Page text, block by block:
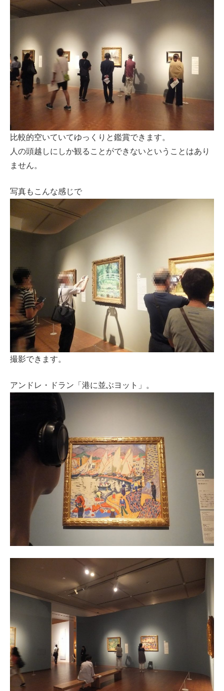
比較的空いていてゆっくりと鑑賞できます。
人の頭越しにしか観ることができないということはあり
ません。
写真もこんな感じで
撮影できます。
アンドレ・ドラン「港に並ぶヨット」。